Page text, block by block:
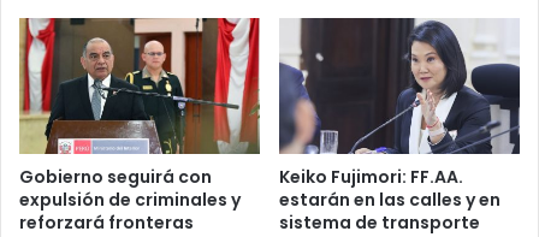
d
e
Á
f
i
c
a
Gobierno seguirá con
expulsión de criminales y
reforzará fronteras
Keiko Fujimori: FF.AA.
estarán en las calles y en
sistema de transporte